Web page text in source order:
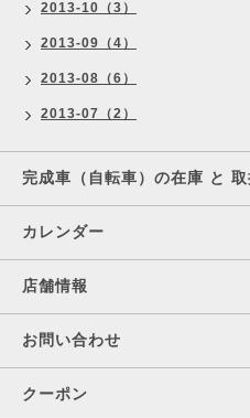
2013-10（3）
2013-09（4）
2013-08（6）
2013-07（2）
完成車（自転車）の在庫 と
カレンダー
店舗情報
お問い合わせ
クーポン